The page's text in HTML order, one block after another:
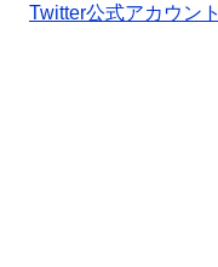
Twitter公式アカウント